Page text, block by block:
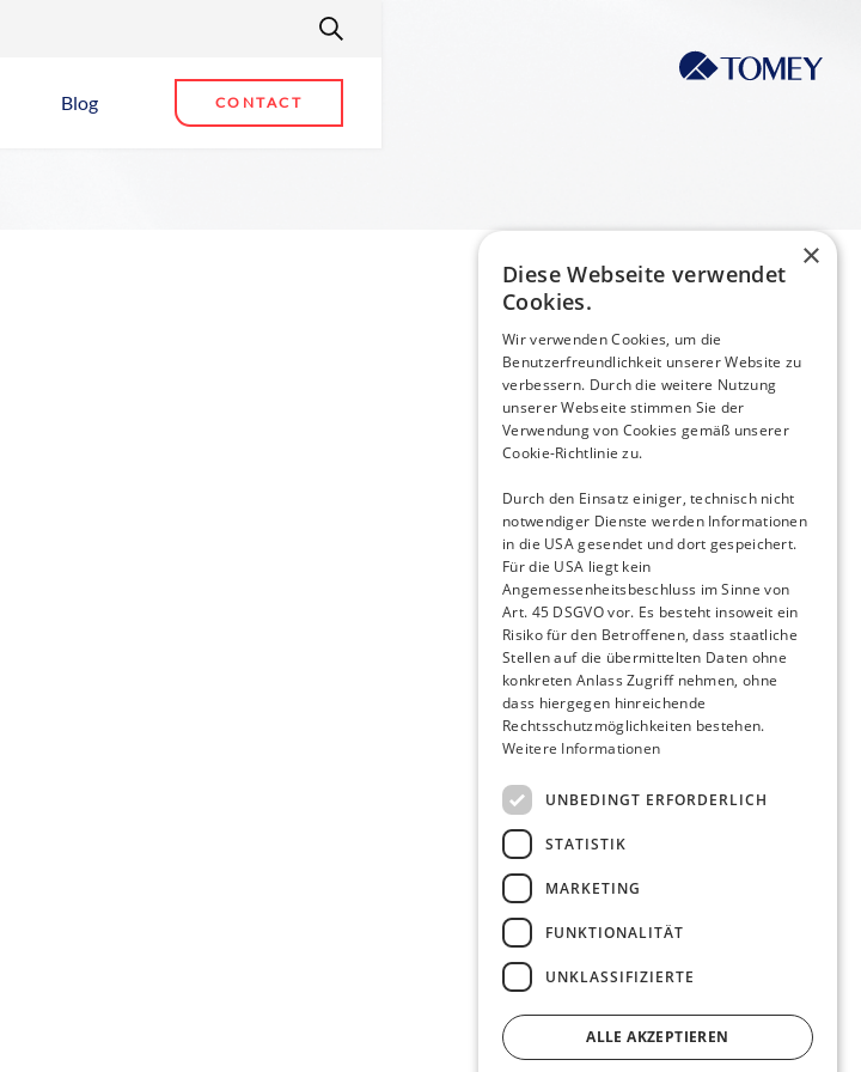
Blog CONTACT
×
Diese Webseite verwendet
Cookies.
Wir verwenden Cookies, um die
Benutzerfreundlichkeit unserer Website zu
verbessern. Durch die weitere Nutzung
unserer Webseite stimmen Sie der
Verwendung von Cookies gemäß unserer
Cookie-Richtlinie zu.
Durch den Einsatz einiger, technisch nicht
notwendiger Dienste werden Informationen
in die USA gesendet und dort gespeichert.
Für die USA liegt kein
Angemessenheitsbeschluss im Sinne von
Art. 45 DSGVO vor. Es besteht insoweit ein
Risiko für den Betroffenen, dass staatliche
Stellen auf die übermittelten Daten ohne
konkreten Anlass Zugriff nehmen, ohne
dass hiergegen hinreichende
Rechtsschutzmöglichkeiten bestehen.
Weitere Informationen
UNBEDINGT ERFORDERLICH
STATISTIK
MARKETING
FUNKTIONALITÄT
UNKLASSIFIZIERTE
ALLE AKZEPTIEREN